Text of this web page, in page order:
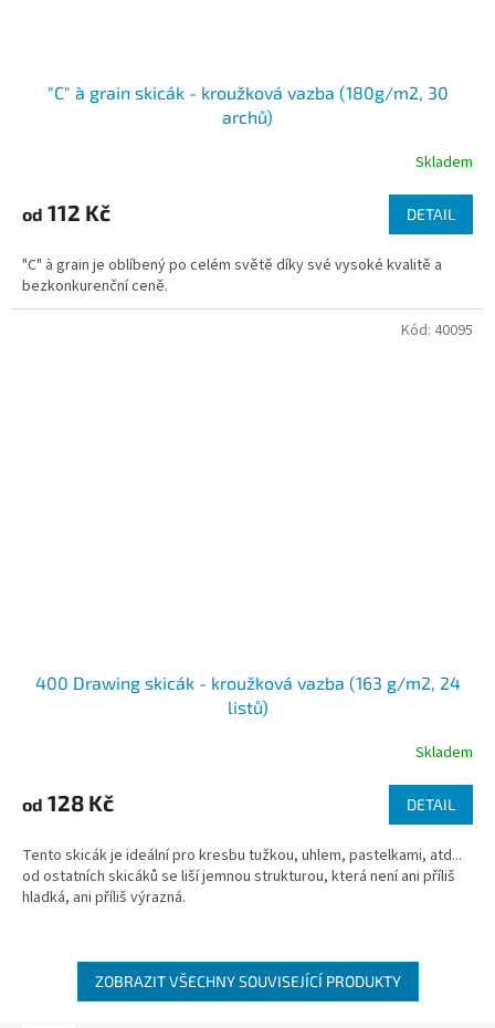
"C" à grain skicák - kroužková vazba (180g/m2, 30
archů)
Skladem
od 112 Kč DETAIL
"C" à grain je oblíbený po celém světě díky své vysoké kvalitě a
bezkonkurenční ceně.
400 Drawing skicák - kroužková vazba (163 g/m2, 24
listů)
Skladem
od 128 Kč DETAIL
Tento skicák je ideální pro kresbu tužkou, uhlem, pastelkami, atd...
od ostatních skicáků se liší jemnou strukturou, která není ani příliš
hladká, ani příliš výrazná.
Kód: 40095
ZOBRAZIT VŠECHNY SOUVISEJÍCÍ PRODUKTY